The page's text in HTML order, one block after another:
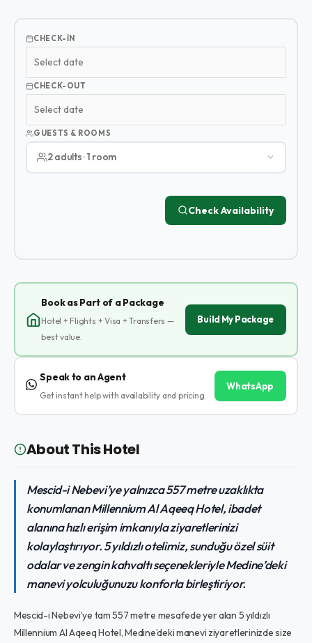
CHECK-IN
CHECK-OUT
GUESTS & ROOMS
2 adults · 1 room
Check Availability
Book as Part of a Package
Hotel + Flights + Visa + Transfers —
best value.
Build My Package
Speak to an Agent
Get instant help with availability and pricing.
WhatsApp
About This Hotel
Mescid-i Nebevi’ye yalnızca 557 metre uzaklıkta
konumlanan Millennium Al Aqeeq Hotel, ibadet
alanına hızlı erişim imkanıyla ziyaretlerinizi
kolaylaştırıyor. 5 yıldızlı otelimiz, sunduğu özel süit
odalar ve zengin kahvaltı seçenekleriyle Medine’deki
manevi yolculuğunuzu konforla birleştiriyor.
Mescid-i Nebevi’ye tam 557 metre mesafede yer alan 5 yıldızlı
Millennium Al Aqeeq Hotel, Medine’deki manevi ziyaretlerinizde size